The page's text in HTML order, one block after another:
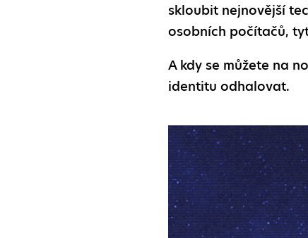
skloubit nejnovější
osobních počítačů,
A kdy se můžete na
identitu odhalovat.